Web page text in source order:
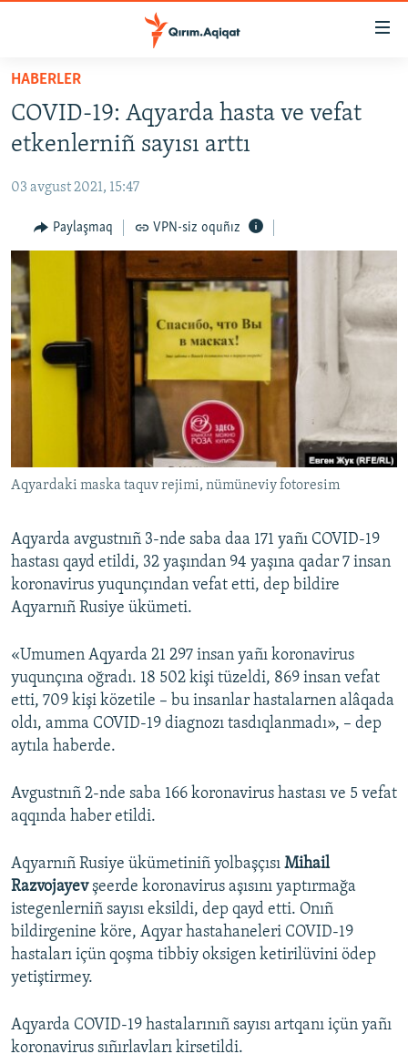
Esas
qaytmaq
Baş
qaytmaq
qaytmaq
SİYASET
CEMİYET
MEDENİYET
İNSAN AQLARI
VİDEO
SÜRET
BLOGLAR
FİKİR
Українською
RFE/RS bütün saytları
HABERLER
COVID-19: Aqyarda hasta ve vefat
etkenlerniñ sayısı arttı
03 avgust 2021, 15:47
Paylaşmaq VPN-siz oquñız
Aqyardaki maska taquv rejimi, nümüneviy fotoresim
Aqyarda avgustnıñ 3-nde saba daa 171 yañı COVID-19
hastası qayd etildi, 32 yaşından 94 yaşına qadar 7 insan
koronavirus yuqunçından vefat etti, dep bildire
Aqyarnıñ Rusiye ükümeti.
«Umumen Aqyarda 21 297 insan yañı koronavirus
yuqunçına oğradı. 18 502 kişi tüzeldi, 869 insan vefat
etti, 709 kişi közetile – bu insanlar hastalarnen alâqada
oldı, amma COVID-19 diagnozı tasdıqlanmadı», – dep
aytıla haberde.
Avgustnıñ 2-nde saba 166 koronavirus hastası ve 5 vefat
aqqında haber etildi.
Aqyarnıñ Rusiye ükümetiniñ yolbaşçısı Mihail
Razvojayevşeerde koronavirus aşısını yaptırmağa
istegenlerniñ sayısı eksildi, dep qayd etti. Onıñ
bildirgenine köre, Aqyar hastahaneleri COVID-19
hastaları içün qoşma tibbiy oksigen ketirilüvini ödep
yetiştirmey.
Aqyarda COVID-19 hastalarınıñ sayısı artqanı içün yañı
koronavirus sıñırlavları kirsetildi.